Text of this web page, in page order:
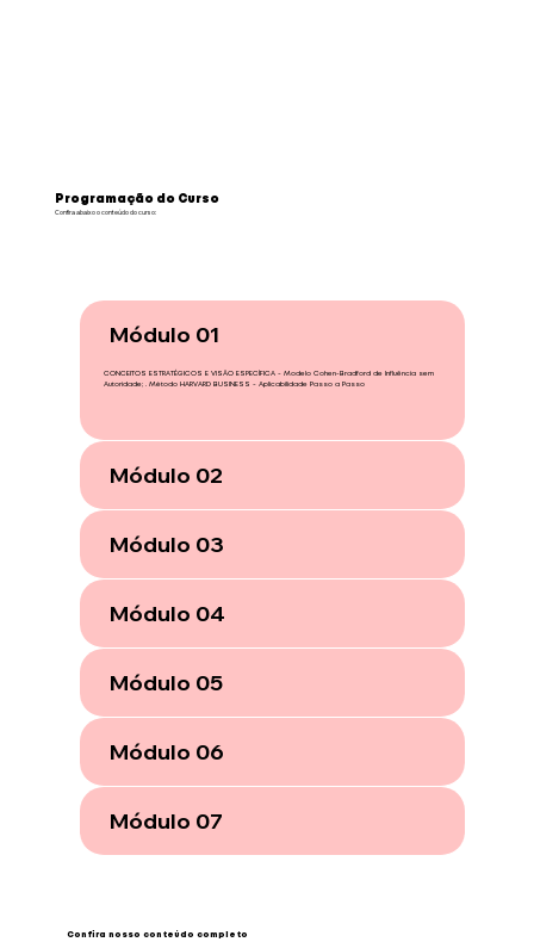
Programação do Curso
Confira abaixo o conteúdo do curso:
Módulo 01
CONCEITOS ESTRATÉGICOS E VISÃO ESPECÍFICA - Modelo Cohen-Bradford de Influência sem
Autoridade; . Método HARVARD BUSINESS - Aplicabilidade Passo a Passo
Módulo 02
Módulo 03
Módulo 04
Módulo 05
Módulo 06
Módulo 07
Confira nosso conteúdo completo